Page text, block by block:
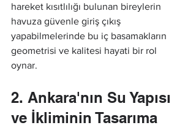
hareket kısıtlılığı bulunan bireylerin
havuza güvenle giriş çıkış
yapabilmelerinde bu iç basamakların
geometrisi ve kalitesi hayati bir rol
oynar.
2. Ankara'nın Su Yapısı
ve İkliminin Tasarıma